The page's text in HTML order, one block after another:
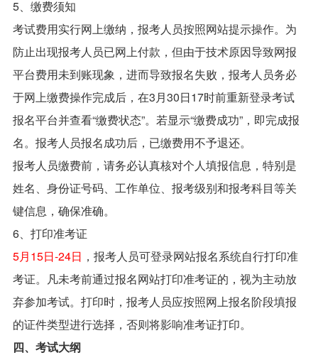
5、缴费须知
考试费用实行网上缴纳，报考人员按照网站提示操作。为
防止出现报考人员已网上付款，但由于技术原因导致网报
平台费用未到账现象，进而导致报名失败，报考人员务必
于网上缴费操作完成后，在3月30日17时前重新登录考试
报名平台并查看“缴费状态”。若显示“缴费成功”，即完成报
名。报考人员报名成功后，已缴费用不予退还。
报考人员缴费前，请务必认真核对个人填报信息，特别是
姓名、身份证号码、工作单位、报考级别和报考科目等关
键信息，确保准确。
6、打印准考证
5月15日-24日 ，报考人员可登录网站报名系统自行打印准
考证。凡未考前通过报名网站打印准考证的，视为主动放
弃参加考试。打印时，报考人员应按照网上报名阶段填报
的证件类型进行选择，否则将影响准考证打印。
四、考试大纲